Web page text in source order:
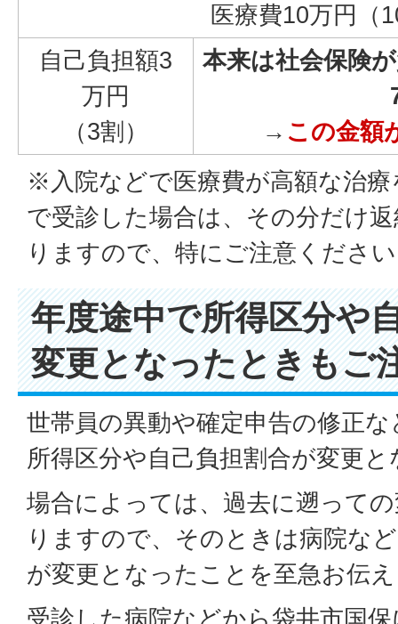
医療費10万円（
自己負担額3
万円
（3割）
本来は社会保険
→ この金額
※入院などで医療費が高額な治
で受診した場合は、その分だけ
りますので、特にご注意くださ
年度途中で所得区分や
変更となったときもご
世帯員の異動や確定申告の修正
所得区分や自己負担割合が変更
場合によっては、過去に遡って
りますので、そのときは病院な
が変更となったことを至急お伝
受診した病院などから袋井市国